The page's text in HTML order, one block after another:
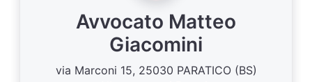
Avvocato Matteo
Giacomini
via Marconi 15, 25030 PARATICO (BS)